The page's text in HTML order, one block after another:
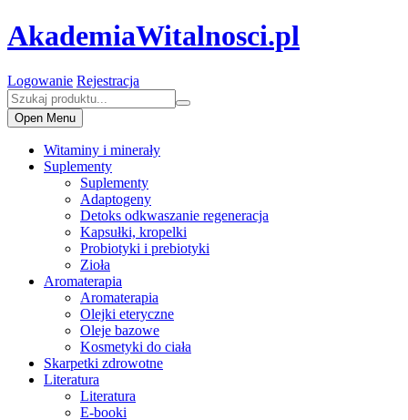
AkademiaWitalnosci.pl
Logowanie Rejestracja
Open Menu
Witaminy i minerały
Suplementy
Suplementy
Adaptogeny
Detoks odkwaszanie regeneracja
Kapsułki, kropelki
Probiotyki i prebiotyki
Zioła
Aromaterapia
Aromaterapia
Olejki eteryczne
Oleje bazowe
Kosmetyki do ciała
Skarpetki zdrowotne
Literatura
Literatura
E-booki